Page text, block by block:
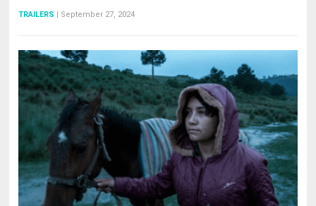
TRAILERS | September 27, 2024